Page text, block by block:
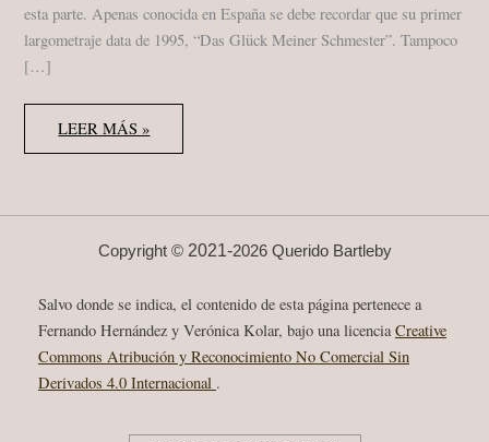
esta parte. Apenas conocida en España se debe recordar que su primer
largometraje data de 1995, “Das Glück Meiner Schmester”. Tampoco
[…]
MARSEILLE:
FOTOGRAFÍA
Y
SCHANELEC
LEER MÁS »
Copyright © 2021-2026 Querido Bartleby
Salvo donde se indica, el contenido de esta página pertenece a
Fernando Hernández y Verónica Kolar, bajo una licencia Creative
Commons Atribución y Reconocimiento No Comercial Sin
Derivados 4.0 Internacional .